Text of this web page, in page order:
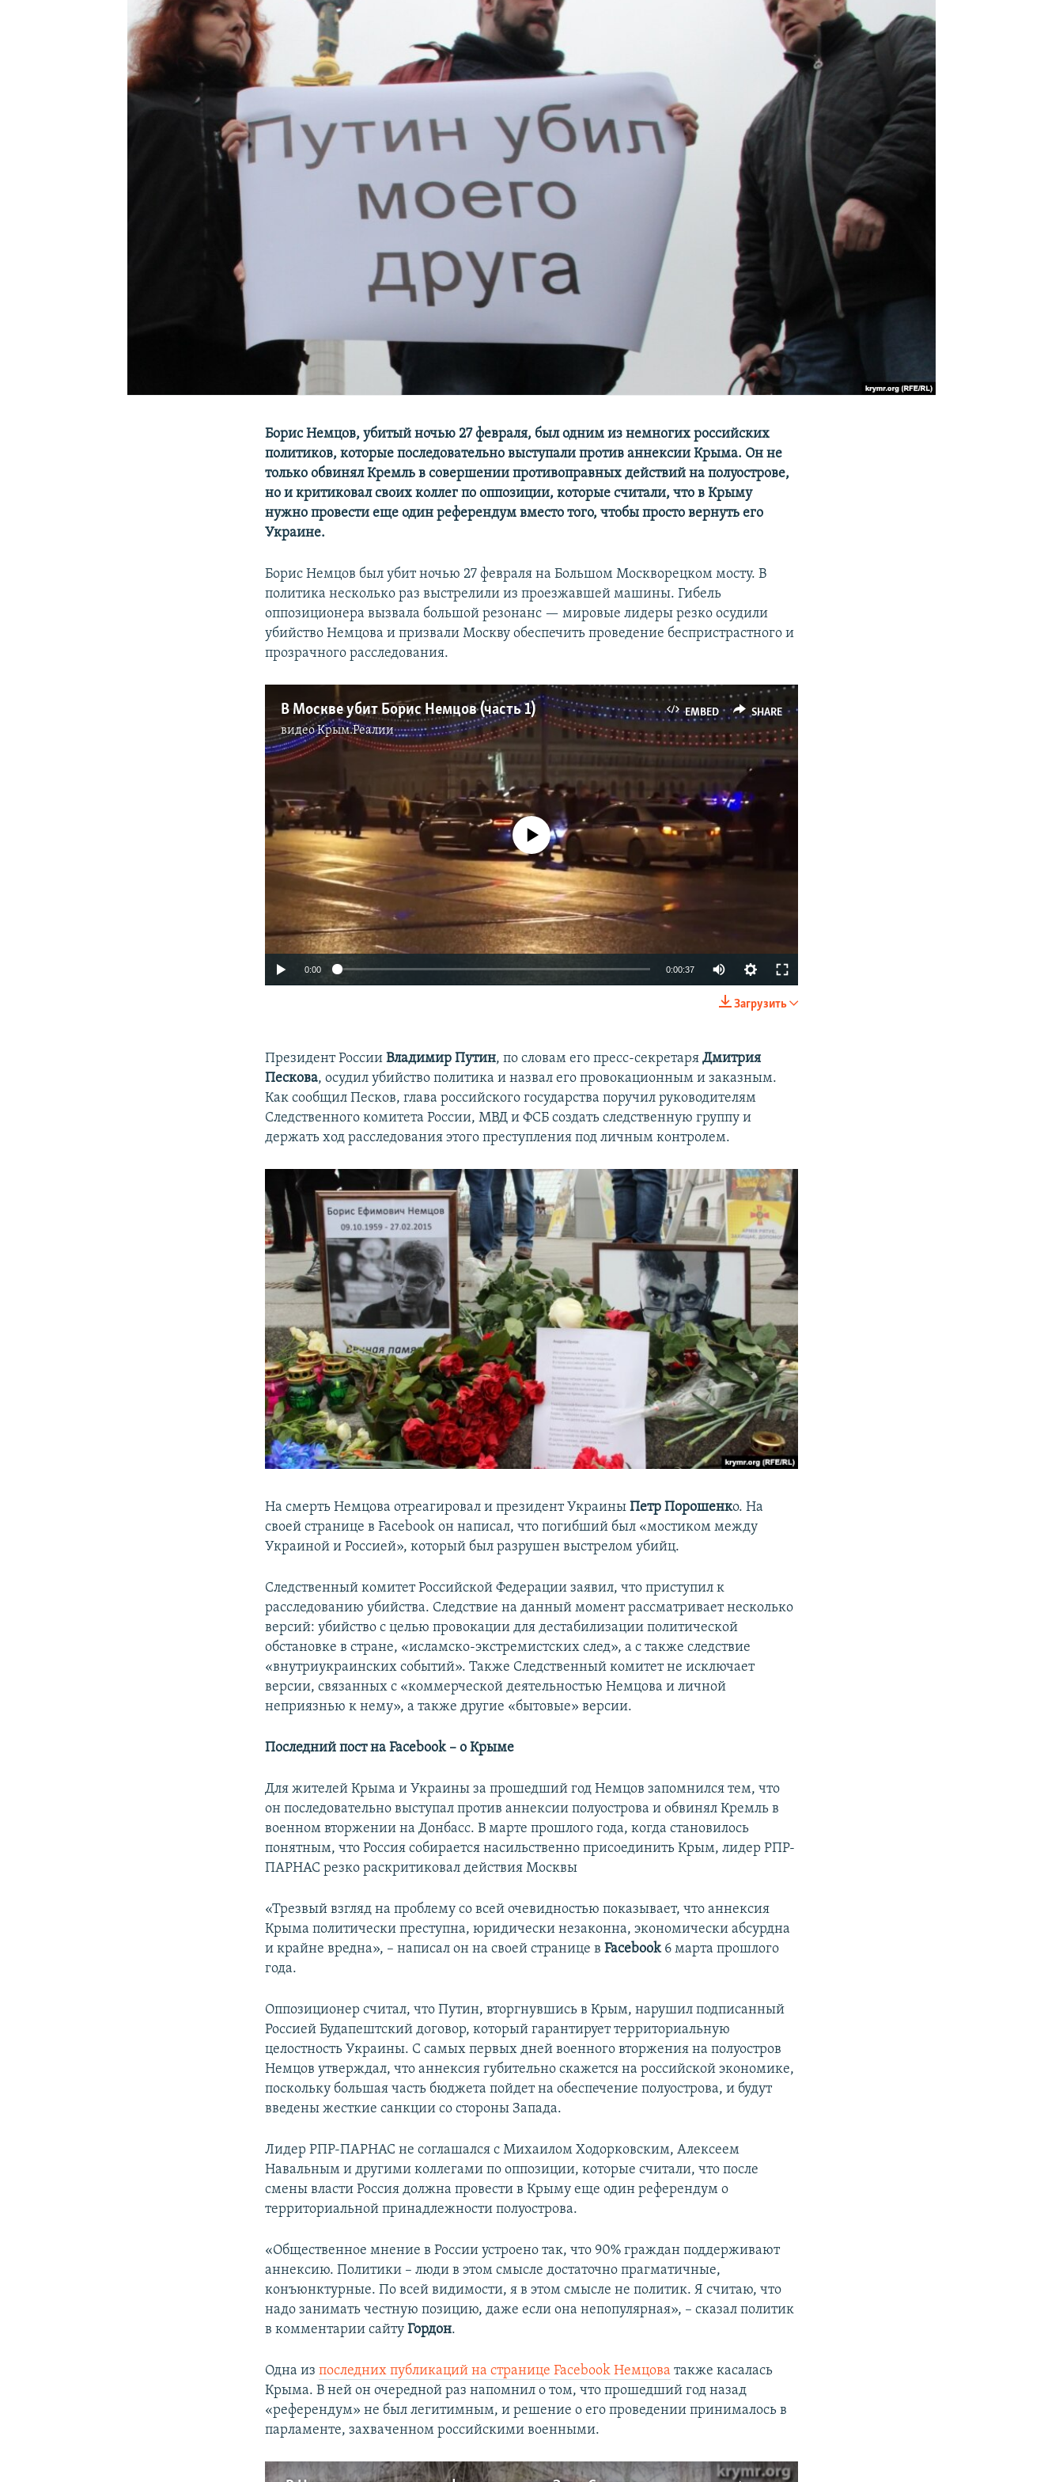
КРЫМ.НЕПОКОРЕННЫЙ
УКРАИНСКАЯ ПРОБЛЕМА КРЫМА
Борис Немцов, убитый ночью 27 февраля, был одним из немногих российских
политиков, которые последовательно выступали против аннексии Крыма. Он не
только обвинял Кремль в совершении противоправных действий на полуострове,
но и критиковал своих коллег по оппозиции, которые считали, что в Крыму
нужно провести еще один референдум вместо того, чтобы просто вернуть его
Украине.
Борис Немцов был убит ночью 27 февраля на Большом Москворецком мосту. В
политика несколько раз выстрелили из проезжавшей машины. Гибель
оппозиционера вызвала большой резонанс — мировые лидеры резко осудили
убийство Немцова и призвали Москву обеспечить проведение беспристрастного и
прозрачного расследования.
EMBED SHARE
В Москве убит Борис Немцов (часть 1)
видеоКрым.Реалии
SHARE
No media source currently available
0:00 0:00:37
Загрузить
Президент РоссииВладимир Путин, по словам его пресс-секретаряДмитрия
Пескова, осудил убийство политика и назвал его провокационным и заказным.
Как сообщил Песков, глава российского государства поручил руководителям
Следственного комитета России, МВД и ФСБ создать следственную группу и
держать ход расследования этого преступления под личным контролем.
На смерть Немцова отреагировал и президент УкраиныПетр Порошенко. На
своей странице в Facebook он написал, что погибший был «мостиком между
Украиной и Россией», который был разрушен выстрелом убийц.
Следственный комитет Российской Федерации заявил, что приступил к
расследованию убийства. Следствие на данный момент рассматривает несколько
версий: убийство с целью провокации для дестабилизации политической
обстановке в стране, «исламско-экстремистских след», а с также следствие
«внутриукраинских событий». Также Следственный комитет не исключает
версии, связанных с «коммерческой деятельностью Немцова и личной
неприязнью к нему», а также другие «бытовые» версии.
Последний пост на Facebook – о Крыме
Для жителей Крыма и Украины за прошедший год Немцов запомнился тем, что
он последовательно выступал против аннексии полуострова и обвинял Кремль в
военном вторжении на Донбасс. В марте прошлого года, когда становилось
понятным, что Россия собирается насильственно присоединить Крым, лидер РПР-
ПАРНАС резко раскритиковал действия Москвы
«Трезвый взгляд на проблему со всей очевидностью показывает, что аннексия
Крыма политически преступна, юридически незаконна, экономически абсурдна
и крайне вредна», – написал он на своей странице вFacebook6 марта прошлого
года.
Оппозиционер считал, что Путин, вторгнувшись в Крым, нарушил подписанный
Россией Будапештский договор, который гарантирует территориальную
целостность Украины. С самых первых дней военного вторжения на полуостров
Немцов утверждал, что аннексия губительно скажется на российской экономике,
поскольку большая часть бюджета пойдет на обеспечение полуострова, и будут
введены жесткие санкции со стороны Запада.
Лидер РПР-ПАРНАС не соглашался с Михаилом Ходорковским, Алексеем
Навальным и другими коллегами по оппозиции, которые считали, что после
смены власти Россия должна провести в Крыму еще один референдум о
территориальной принадлежности полуострова.
«Общественное мнение в России устроено так, что 90% граждан поддерживают
аннексию. Политики – люди в этом смысле достаточно прагматичные,
конъюнктурные. По всей видимости, я в этом смысле не политик. Я считаю, что
надо занимать честную позицию, даже если она непопулярная», – сказал политик
в комментарии сайтуГордон.
Одна изпоследних публикаций на странице Facebook Немцова также касалась
Крыма. В ней он очередной раз напомнил о том, что прошедший год назад
«референдум» не был легитимным, и решение о его проведении принималось в
парламенте, захваченном российскими военными.